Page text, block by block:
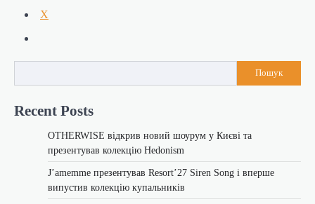
X
Пошук
Recent Posts
OTHERWISE відкрив новий шоурум у Києві та
презентував колекцію Hedonism
J’amemme презентував Resort’27 Siren Song і вперше
випустив колекцію купальників